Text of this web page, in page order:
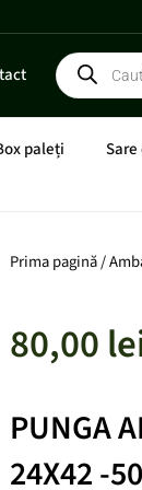
800 Lei
Products
search
paleți
Prima pagină/
80,00
PUNGA
24X42 -